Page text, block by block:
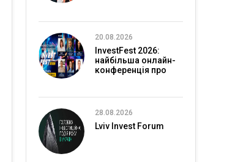
20.08.2026
InvestFest 2026:
найбільша онлайн-
конференція про
28.08.2026
Lviv Invest Forum